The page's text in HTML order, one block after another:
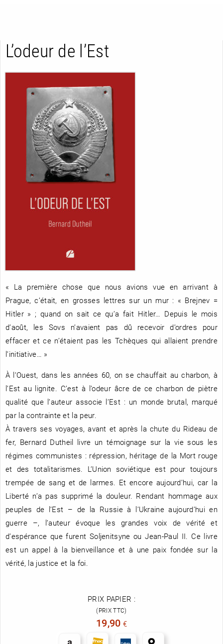
RETOUR
À PARAÎTRE
NOUVEAUTÉS
RETOUR
RENCONTRE AVEC…
RETOUR
A LA UNE
REVUE DE PRESSE
L’odeur de l’Est
« La première chose que nous avions vue en arrivant à
Prague, c’était, en grosses lettres sur un mur : « Brejnev =
Hitler » ; quand on sait ce qu’a fait Hitler… Depuis le mois
d’août, les Sovs n’avaient pas dû recevoir d’ordres pour
effacer et ce n’étaient pas les Tchèques qui allaient prendre
l’initiative… »
À l’Ouest, dans les années 60, on se chauffait au charbon, à
l’Est au lignite. C’est à l’odeur âcre de ce charbon de piètre
qualité que l’auteur associe l’Est : un monde brutal, marqué
par la contrainte et la peur.
À travers ses voyages, avant et après la chute du Rideau de
fer, Bernard Dutheil livre un témoignage sur la vie sous les
régimes communistes : répression, héritage de la Mort rouge
et des totalitarismes. L’Union soviétique est pour toujours
trempée de sang et de larmes. Et encore aujourd’hui, car la
Liberté n’a pas supprimé la douleur. Rendant hommage aux
peuples de l’Est – de la Russie à l’Ukraine aujourd’hui en
guerre –, l’auteur évoque les grandes voix de vérité et
d’espérance que furent Soljenitsyne ou Jean-Paul II. Ce livre
est un appel à la bienveillance et à une paix fondée sur la
vérité, la justice et la foi.
PRIX PAPIER :
(PRIX TTC)
19,90 €